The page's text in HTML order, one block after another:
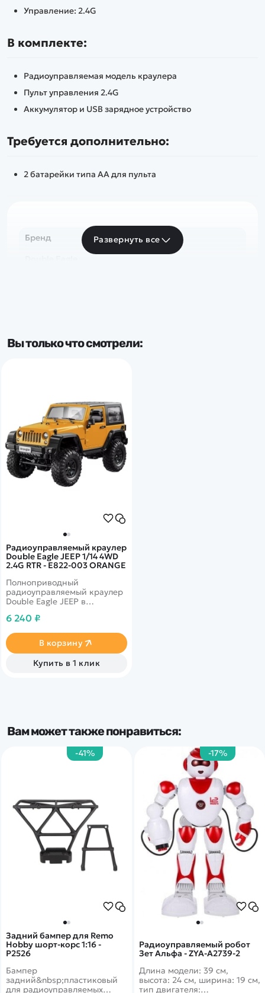
Управление: 2.4G
В комплекте:
Радиоуправляемая модель краулера
Пульт управления 2.4G
Аккумулятор и USB зарядное устройство
Требуется дополнительно:
2 батарейки типа АА для пульта
Бренд
Развернуть все
Вы только что смотрели:
Радиоуправляемый краулер
Double Eagle JEEP 1/14 4WD
2.4G RTR - E822-003 ORANGE
Полноприводный
радиоуправляемый краулер
Double Eagle JEEP в
эффекты.
6 240 ₽
В корзину
Купить в 1 клик
Вам может также понравиться:
-17%
Радиоуправляемый робот
Зет Альфа - ZYA-A2739-2
Длина модели: 39 см,
высота: 24 см, ширина: 19 см,
тип двигателя:
-41%
Задний бампер для Remo
Hobby шорт-корс 1:16 -
P2526
Бампер
задний&nbsp;пластиковый
для радиоуправляемых